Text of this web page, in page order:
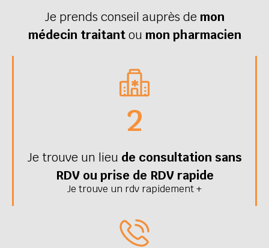
Je prends conseil auprès de mon
médecin traitantou mon pharmacien
2
Je trouve un lieu de consultation sans
RDV ou prise de RDV rapide
Je trouve un rdv rapidement +